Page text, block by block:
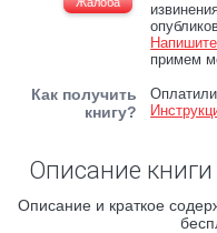
примем
Как получить
книгу?
Описание
Описание и краткое